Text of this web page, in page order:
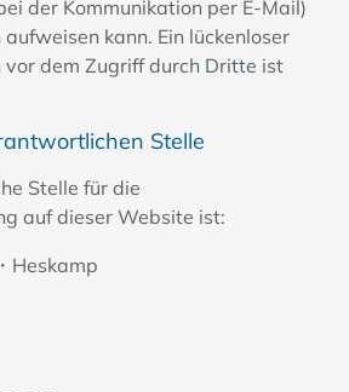
der Kommunikation per E-Mail)
kann. Ein lückenloser
vor dem Zugriff durch Dritte ist
Stelle
Stelle für die
auf dieser Website ist:
Heskamp